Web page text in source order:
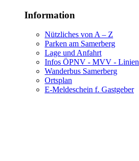
Information
Nützliches von A – Z
Parken am Samerberg
Lage und Anfahrt
Infos ÖPNV - MVV - Linien
Wanderbus Samerberg
Ortsplan
E-Meldeschein f. Gastgeber